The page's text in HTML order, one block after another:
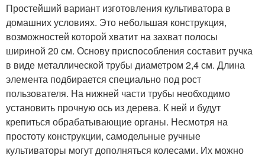
Простейший вариант изготовления культиватора в
домашних условиях. Это небольшая конструкция,
возможностей которой хватит на захват полосы
шириной 20 см. Основу приспособления составит ручка
в виде металлической трубы диаметром 2,4 см. Длина
элемента подбирается специально под рост
пользователя. На нижней части трубы необходимо
установить прочную ось из дерева. К ней и будут
крепиться обрабатывающие органы. Несмотря на
простоту конструкции, самодельные ручные
культиваторы могут дополняться колесами. Их можно